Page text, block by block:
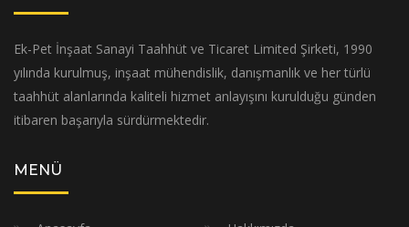
Ek-Pet İnşaat Sanayi Taahhüt ve Ticaret Limited Şirketi, 1990
yılında kurulmuş, inşaat mühendislik, danışmanlık ve her türlü
taahhüt alanlarında kaliteli hizmet anlayışını kurulduğu günden
itibaren başarıyla sürdürmektedir.
MENÜ